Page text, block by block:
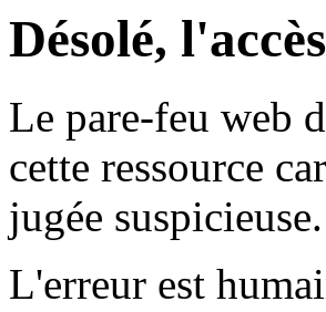
Désolé,
Le pare-feu web
cette ressource
jugée suspicieuse.
L'erreur est